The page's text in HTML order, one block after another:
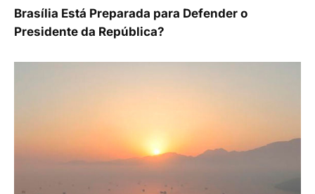
Brasília Está Preparada para Defender o
Presidente da República?